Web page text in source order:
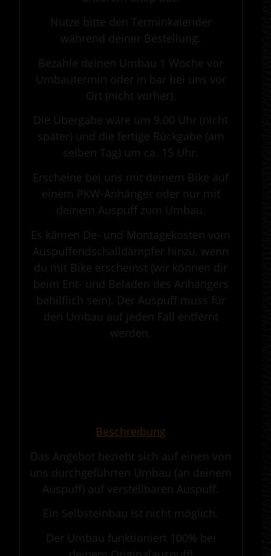
Nutze bitte den Terminkalender
während deiner Bestellung.
Bezahle deinen Umbau 1 Woche vor
Umbautermin oder in bar bei uns vor
Ort (nicht vorher).
Die Übergabe wäre um 9.00 Uhr (nicht
später) und die fertige Rückgabe (am
selben Tag) um ca. 15 Uhr.
Erscheine bei uns mit deinem Bike auf
einem PKW-Anhänger oder nur mit
deinem Auspuff zum Umbau.
Es kämen De- und Montagekosten vom
Auspuffendschalldämpfer hinzu, wenn
du mit Bike erscheinst (wir können dir
beim Ent- und Beladen des Anhängers
behilflich sein). Der Auspuff muss für
den Umbau auf jeden Fall entfernt
werden.
Beschreibung
Das Angebot bezieht sich auf einen von
uns durchgeführten Umbau (an deinem
Auspuff) auf verstellbaren Auspuff.
Ein Selbsteinbau ist nicht möglich.
Der Umbau funktioniert 100% bei